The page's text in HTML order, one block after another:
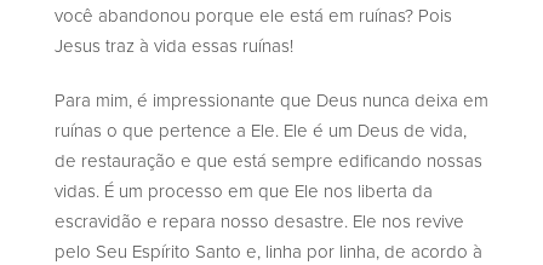
você abandonou porque ele está em ruínas? Pois
Jesus traz à vida essas ruínas!
Para mim, é impressionante que Deus nunca deixa em
ruínas o que pertence a Ele. Ele é um Deus de vida,
de restauração e que está sempre edificando nossas
vidas. É um processo em que Ele nos liberta da
escravidão e repara nosso desastre. Ele nos revive
pelo Seu Espírito Santo e, linha por linha, de acordo à